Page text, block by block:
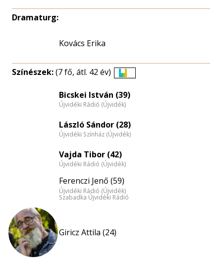
Dramaturg:
Kovács Erika
Színészek:(7 fő, átl. 42 év)
eloszlás
nagyítása
Bicskei István (39)
Újvidéki Rádió (Újvidék)
László Sándor (28)
Újvidéki Színház (Újvidék)
Vajda Tibor (42)
Újvidéki Rádió (Újvidék)
Ferenczi Jenő (59)
Újvidéki Rádió (Újvidék)
Szabadka Újvidéki Rádió
Giricz Attila (24)